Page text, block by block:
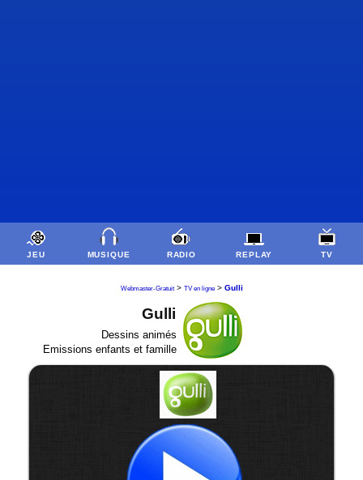
JEU MUSIQUE RADIO REPLAY TV
Webmaster-Gratuit> TV en ligne> Gulli
Gulli
Dessins animés
Emissions enfants et famille